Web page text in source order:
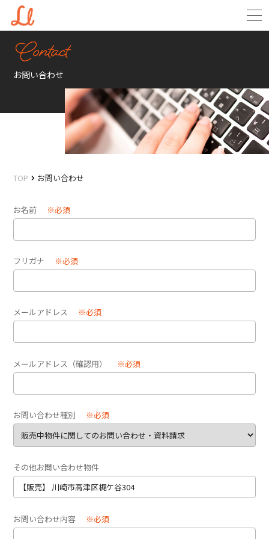
お問い合わせ
TOP お問い合わせ
お名前 ※必須
フリガナ ※必須
メールアドレス ※必須
メールアドレス（確認用） ※必須
お問い合わせ種別 ※必須
その他お問い合わせ物件
お問い合わせ内容 ※必須